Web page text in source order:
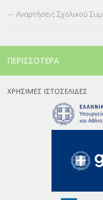
Αναρτήσεις Σχολικού
ΠΕΡΙΣΣΌΤΕΡΑ
ΧΡΉΣΙΜΕΣ ΙΣΤΟΣΕΛΊΔΕΣ